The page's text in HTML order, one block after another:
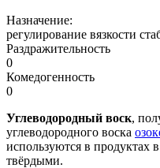
Назначение:
регулирование вязкости
Раздражительность
0
Комедогенность
0
Углеводородный воск,
углеводородного воска
используются в продуктах
твёрдыми.